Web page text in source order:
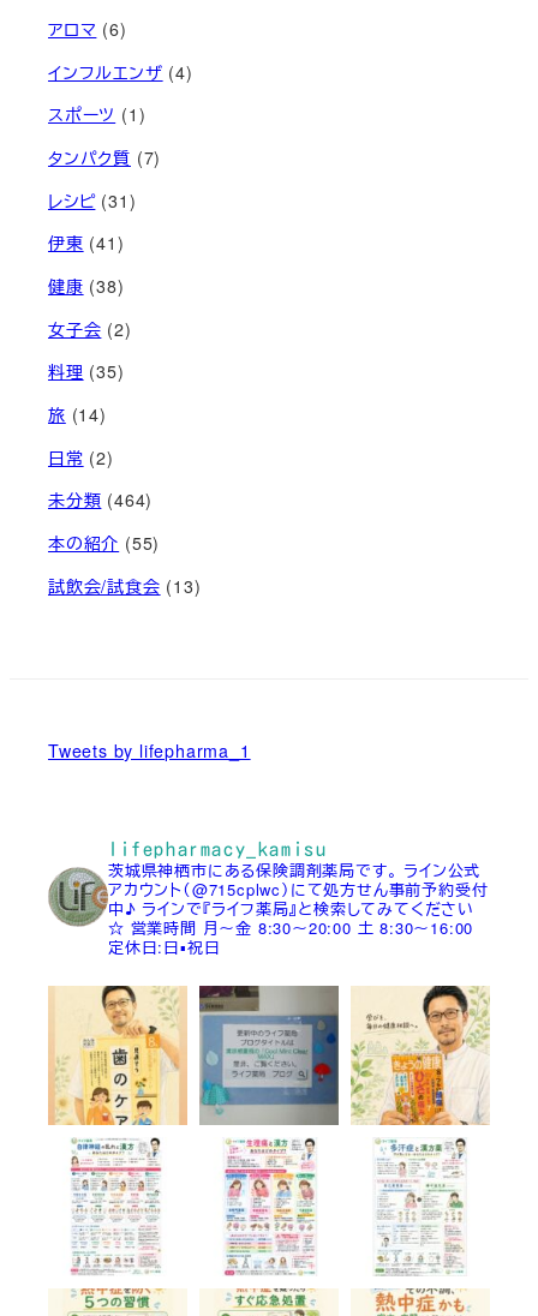
アロマ (6)
インフルエンザ (4)
スポーツ (1)
タンパク質 (7)
レシピ(31)
伊東 (41)
健康 (38)
女子会 (2)
料理 (35)
旅 (14)
日常 (2)
未分類 (464)
本の紹介 (55)
試飲会/試食会 (13)
Tweets by lifepharma_1
lifepharmacy_kamisu
茨城県神栖市にある保険調剤薬局です。 ライン公式
アカウント（@715cplwc）にて処方せん事前予約受付
中♪ ラインで『ライフ薬局』と検索してみてください
☆ 営業時間 月～金 8:30～20:00 土 8:30～16:00
定休日:日▪祝日